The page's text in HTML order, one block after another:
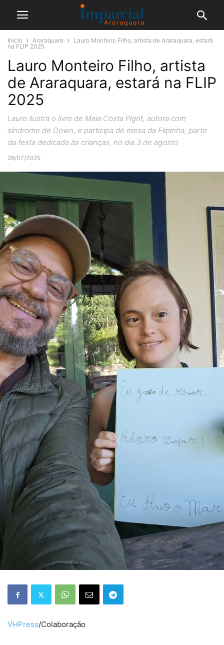
Início Araraquara
Lauro Monteiro Filho, artista de Araraquara, estará
na FLIP 2025
Lauro Monteiro Filho, artista
de Araraquara, estará na FLIP
2025
Lauro ilustra o livro de Maia Costa Pigot, autora com
síndrome de Down, e participa de mesa da Flipinha, parte
da festa dedicada às crianças, no dia 3 de agosto
28/07/2025
VHPress/Colaboração